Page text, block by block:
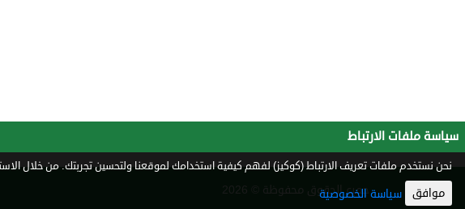
جميع الحقوق محفوظة © 2026
سياسة ملفات الارتباط
نحن نستخدم ملفات تعريف الارتباط (كوكيز) لفهم كيفية استخدامك لموقعنا ولتحسين تجربتك. من خلال
موافق سياسة الخصوصية